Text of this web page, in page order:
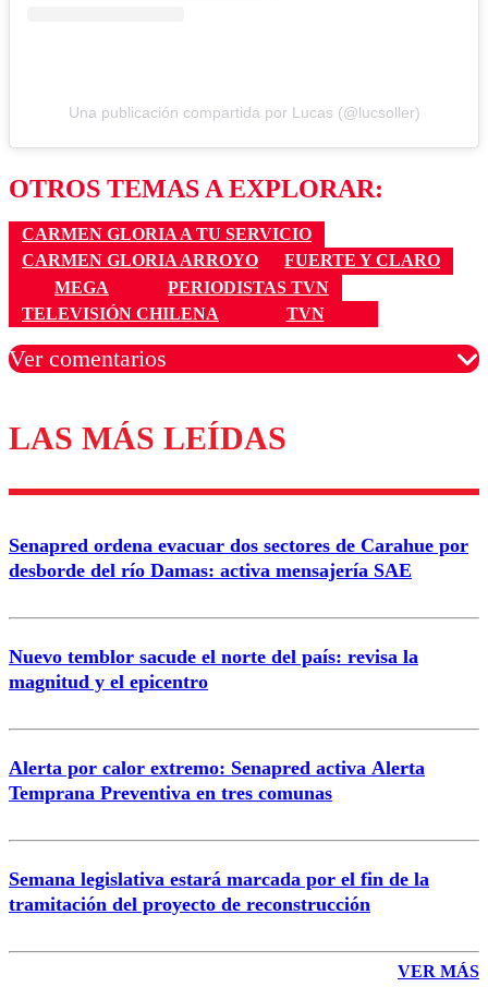
Una publicación compartida por Lucas (@lucsoller)
OTROS TEMAS A EXPLORAR:
CARMEN GLORIA A TU SERVICIO
CARMEN GLORIA ARROYO
FUERTE Y CLARO
MEGA
PERIODISTAS TVN
TELEVISIÓN CHILENA
TVN
Ver comentarios
Los comentarios son moderados para garantizar un
diálogo respetuoso.
Correo
LAS MÁS LEÍDAS
Senapred ordena evacuar dos sectores de Carahue por
desborde del río Damas: activa mensajería SAE
Nuevo temblor sacude el norte del país: revisa la
magnitud y el epicentro
Alerta por calor extremo: Senapred activa Alerta
Temprana Preventiva en tres comunas
Semana legislativa estará marcada por el fin de la
tramitación del proyecto de reconstrucción
VER MÁS